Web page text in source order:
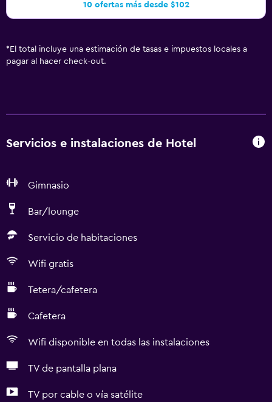
10 ofertas más desde $102
* El total incluye una estimación de tasas e impuestos locales a
pagar al hacer check-out.
Servicios e instalaciones de Hotel
Gimnasio
Bar/lounge
Servicio de habitaciones
Wifi gratis
Tetera/cafetera
Cafetera
Wifi disponible en todas las instalaciones
TV de pantalla plana
TV por cable o vía satélite